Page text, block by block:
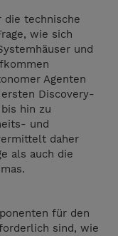
technische
wie sich
und
Agenten
Discovery-
hin zu
und
daher
als auch die
für den
sind, wie